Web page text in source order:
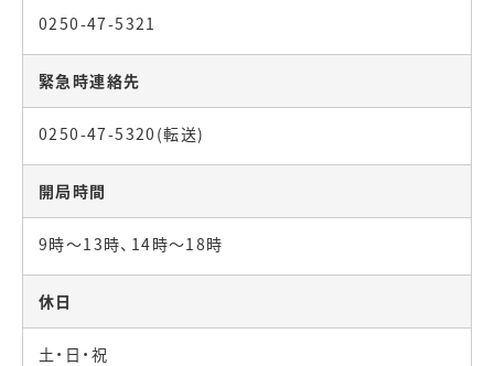
0250-47-5321
緊急時連絡先
0250-47-5320(転送)
開局時間
9時～13時、14時～18時
休日
土・日・祝